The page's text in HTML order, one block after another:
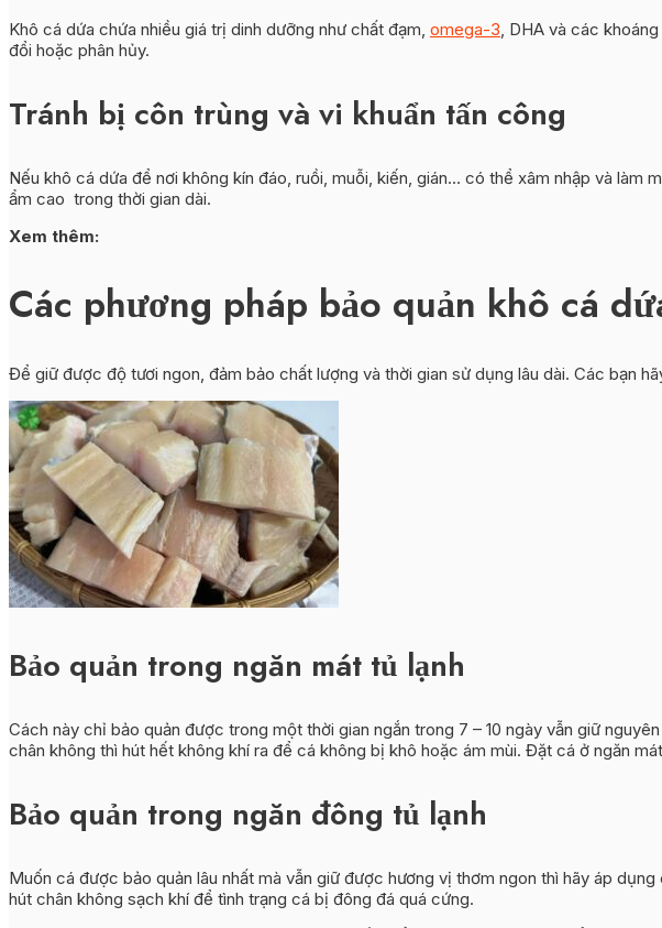
Khô cá dứa chứa nhiều giá trị dinh dưỡng như chất đạm, omega-3, DHA và các
đổi hoặc phân hủy.
Tránh bị côn trùng và vi khuẩn tấn công
Nếu khô cá dứa để nơi không kín đáo, ruồi, muỗi, kiến, gián… có thể xâm nhập và làm
ẩm cao trong thời gian dài.
Xem thêm:
Các phương pháp bảo quản khô cá
Để giữ được độ tươi ngon, đảm bảo chất lượng và thời gian sử dụng lâu dài. Các bạn
Bảo quản trong ngăn mát tủ lạnh
Cách này chỉ bảo quản được trong một thời gian ngắn trong 7 – 10 ngày vẫn giữ
chân không thì hút hết không khí ra để cá không bị khô hoặc ám mùi. Đặt cá ở ngăn
Bảo quản trong ngăn đông tủ lạnh
Muốn cá được bảo quản lâu nhất mà vẫn giữ được hương vị thơm ngon thì hãy áp
hút chân không sạch khí để tình trạng cá bị đông đá quá cứng.